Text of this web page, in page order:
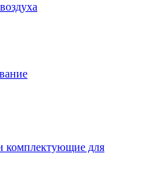
комплектующие для